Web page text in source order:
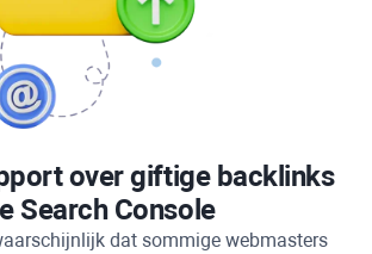
over giftige backlinks
Search Console
dat sommige webmasters